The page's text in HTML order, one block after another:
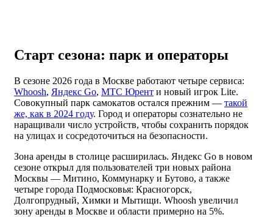
Старт сезона: парк и операторы
В сезоне 2026 года в Москве работают четыре сервиса:
Whoosh, Яндекс Go, МТС Юрент и новый игрок Lite.
Совокупный парк самокатов остался прежним — такой
же, как в 2024 году. Город и операторы сознательно не
наращивали число устройств, чтобы сохранить порядок
на улицах и сосредоточиться на безопасности.
Зона аренды в столице расширилась. Яндекс Go в новом
сезоне открыл для пользователей три новых района
Москвы — Митино, Коммунарку и Бутово, а также
четыре города Подмосковья: Красногорск,
Долгопрудный, Химки и Мытищи. Whoosh увеличил
зону аренды в Москве и области примерно на 5%.